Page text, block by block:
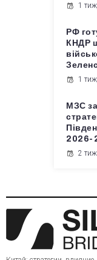
1
РФ
КНДР
1
МЗС
2026-
2